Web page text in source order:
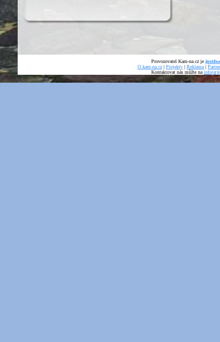
Provozovatel Kam-na.cz je
O kam-na.cz | Projekty | Reklama |
Kontaktovat nás můžte na